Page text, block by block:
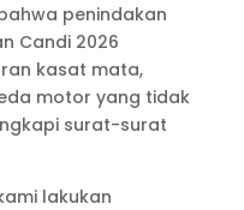
penindakan
Candi 2026
kasat mata,
motor yang tidak
surat-surat
lakukan